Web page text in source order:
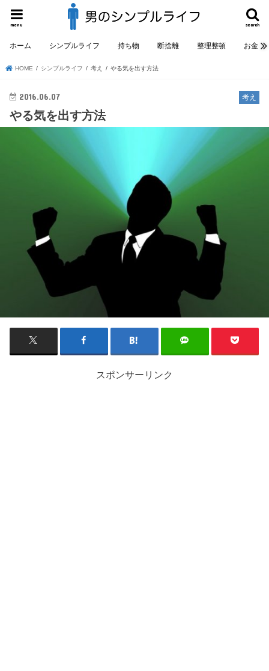
search
menu
ホーム シンプルライフ 持ち物 断捨離 整理整頓 お金
HOME シンプルライフ 考え やる気を出す方法
考え
2016.06.07
やる気を出す方法
スポンサーリンク